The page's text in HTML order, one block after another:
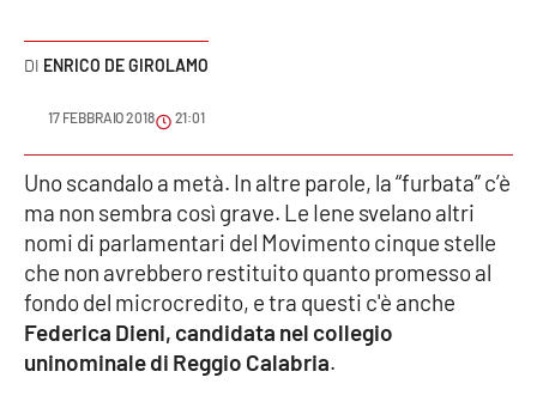
Meteo
Editoriali
VIDEO
Ambiente
ENRICO DE GIROLAMO
17 FEBBRAIO 2018 21:01
Uno scandalo a metà. In altre parole, la “furbata” c’è
ma non sembra così grave. Le Iene svelano altri
nomi di parlamentari del Movimento cinque stelle
che non avrebbero restituito quanto promesso al
fondo del microcredito, e tra questi c'è anche
Federica Dieni, candidata nel collegio
uninominale di Reggio Calabria.